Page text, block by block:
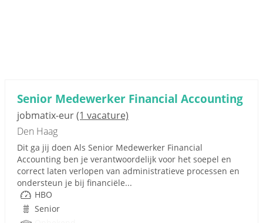
Senior Medewerker Financial Accounting
jobmatix-eur(1 vacature)
Den Haag
Dit ga jij doen Als Senior Medewerker Financial
Accounting ben je verantwoordelijk voor het soepel en
correct laten verlopen van administratieve processen en
ondersteun je bij financiële...
HBO
Senior